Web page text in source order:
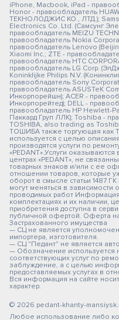
iPhone, Macbook, iPad -
Honor - правообладатель
ТЕКНОЛОДЖИС КО., ЛТД.);
Electronics Co. Ltd. (Самсунг
правообладатель MEIZU
правообладатель Nokia
правообладатель Lenovo
Xiaomi Inc.; ZTE -
правообладатель HTC
правообладатель LG Corp.
Koninklijke Philips N.V.
правообладатель Sony
правообладатель ASUSTeK
Инкорпорейшн); ACER -
Инкорпорейтед); DELL -
правообладатель HP Hewlett-
Паккард Груп ЛЛК); Toshiba -
TOSHIBA, also trading as
ТОШИБА также торгующая как
используется с целью
производятся услуги по
«PEDANT».Услуги
центрах «PEDANT», не
товарных знаков и/или с ее
отношении товаров, которые
оборот в смысле статьи 1487
могут меняться в зависимости
проводимых работ
комплектациях и их наличии,
приобретения доступна в
публичной офертой. Оферта
Застрахованного имущества
— СЦ не является
импортера, изготовителя.
— СЦ "Педант" не является
— Обозначение используется
соответствующих услуг по
заблуждение, а с целью
предоставляемых услугах в
Вся информация на сайте
характер.
© 2026 pedant-khanty-
Любое использование либо